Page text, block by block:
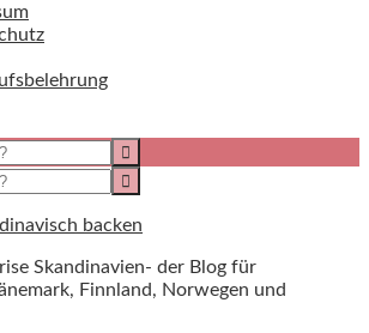
backen
Skandinavien- der Blog für
Finnland, Norwegen und